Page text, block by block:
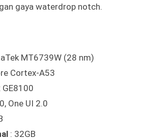
gaya waterdrop notch.
MT6739W (28 nm)
Cortex-A53
GE8100
One UI 2.0
: 32GB